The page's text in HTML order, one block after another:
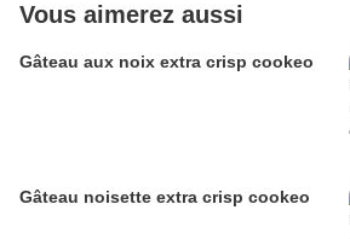
Vous aimerez aussi
Gâteau aux noix extra crisp cookeo
Gâteau noisette extra crisp cookeo